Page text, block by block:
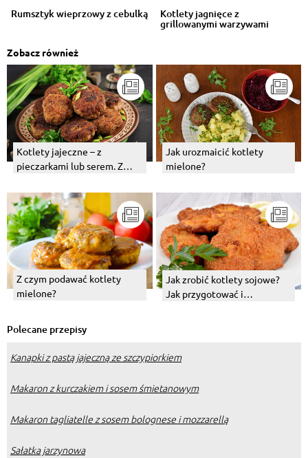
Rumsztyk wieprzowy z cebulką Kotlety jagnięce z
grillowanymi warzywami
Zobacz również
Kotlety jajeczne – z
pieczarkami lub serem. Z
Jak urozmaicić kotlety
mielone?
Z czym podawać kotlety
mielone?
Jak zrobić kotlety sojowe?
Jak przygotować i
Polecane przepisy
Kanapki z pastą jajeczną ze szczypiorkiem
Makaron z kurczakiem i sosem śmietanowym
Makaron tagliatelle z sosem bolognese i mozzarellą
Sałatka jarzynowa